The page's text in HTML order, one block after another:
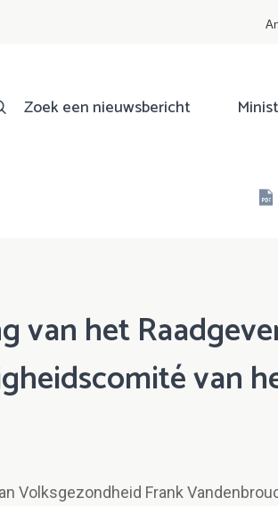
Zoek een nieuwsbericht
van het
van
Volksgezondheid Frank